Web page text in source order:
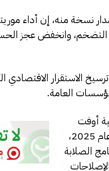
التضخم، وانخفض عجز
الاستقرار الاقتصادي
العامة.
أوفت
بجميع معايير الأداء الكمية حتى نهاية عام 2025،
الصلابة